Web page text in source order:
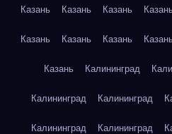
Казань Казань Казань
Казань Казань Казань
Казань Калининград
Калининград Калининград
Калининград Калининград